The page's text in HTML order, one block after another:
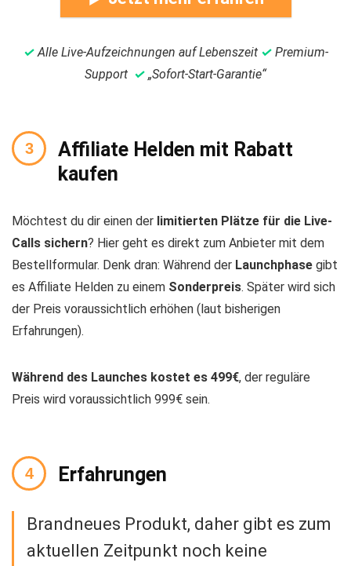
✓Alle Live-Aufzeichnungen auf Lebenszeit ✓Premium-
Support ✓ „Sofort-Start-Garantie“
Affiliate Helden mit Rabatt
kaufen
Möchtest du dir einen der limitierten Plätze für die Live-
Calls sichern? Hier geht es direkt zum Anbieter mit dem
Bestellformular. Denk dran: Während der Launchphase gibt
es Affiliate Helden zu einem Sonderpreis. Später wird sich
der Preis voraussichtlich erhöhen (laut bisherigen
Erfahrungen).
Während des Launches kostet es 499€, der reguläre
Preis wird voraussichtlich 999€ sein.
Erfahrungen
Brandneues Produkt, daher gibt es zum
aktuellen Zeitpunkt noch keine